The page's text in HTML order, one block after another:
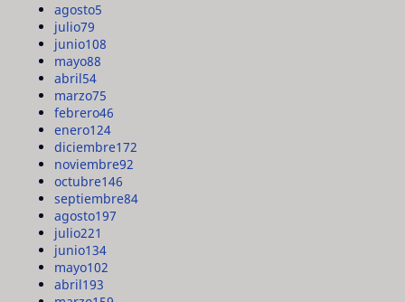
agosto5
julio79
junio108
mayo88
abril54
marzo75
febrero46
enero124
diciembre172
noviembre92
octubre146
septiembre84
agosto197
julio221
junio134
mayo102
abril193